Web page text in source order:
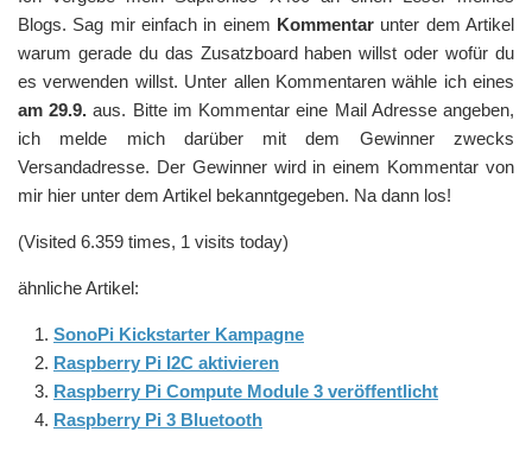
Blogs. Sag mir einfach in einem Kommentar unter dem Artikel
warum gerade du das Zusatzboard haben willst oder wofür du
es verwenden willst. Unter allen Kommentaren wähle ich eines
am 29.9. aus. Bitte im Kommentar eine Mail Adresse angeben,
ich melde mich darüber mit dem Gewinner zwecks
Versandadresse. Der Gewinner wird in einem Kommentar von
mir hier unter dem Artikel bekanntgegeben. Na dann los!
(Visited 6.359 times, 1 visits today)
ähnliche Artikel:
SonoPi Kickstarter Kampagne
Raspberry Pi I2C aktivieren
Raspberry Pi Compute Module 3 veröffentlicht
Raspberry Pi 3 Bluetooth